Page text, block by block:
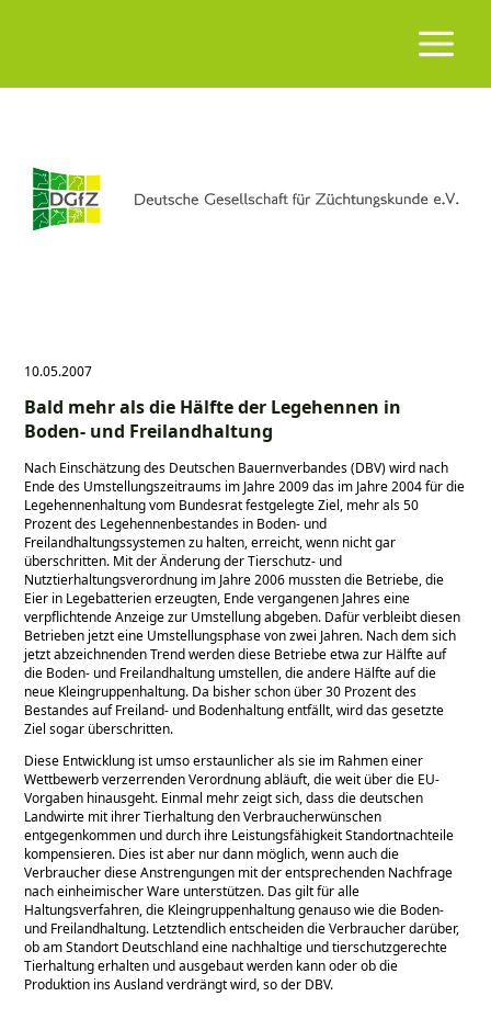
10.05.2007
Bald mehr als die Hälfte der Legehennen in
Boden- und Freilandhaltung
Nach Einschätzung des Deutschen Bauernverbandes (DBV) wird nach
Ende des Umstellungszeitraums im Jahre 2009 das im Jahre 2004 für die
Legehennenhaltung vom Bundesrat festgelegte Ziel, mehr als 50
Prozent des Legehennenbestandes in Boden- und
Freilandhaltungssystemen zu halten, erreicht, wenn nicht gar
überschritten. Mit der Änderung der Tierschutz- und
Nutztierhaltungsverordnung im Jahre 2006 mussten die Betriebe, die
Eier in Legebatterien erzeugten, Ende vergangenen Jahres eine
verpflichtende Anzeige zur Umstellung abgeben. Dafür verbleibt diesen
Betrieben jetzt eine Umstellungsphase von zwei Jahren. Nach dem sich
jetzt abzeichnenden Trend werden diese Betriebe etwa zur Hälfte auf
die Boden- und Freilandhaltung umstellen, die andere Hälfte auf die
neue Kleingruppenhaltung. Da bisher schon über 30 Prozent des
Bestandes auf Freiland- und Bodenhaltung entfällt, wird das gesetzte
Ziel sogar überschritten.
Diese Entwicklung ist umso erstaunlicher als sie im Rahmen einer
Wettbewerb verzerrenden Verordnung abläuft, die weit über die EU-
Vorgaben hinausgeht. Einmal mehr zeigt sich, dass die deutschen
Landwirte mit ihrer Tierhaltung den Verbraucherwünschen
entgegenkommen und durch ihre Leistungsfähigkeit Standortnachteile
kompensieren. Dies ist aber nur dann möglich, wenn auch die
Verbraucher diese Anstrengungen mit der entsprechenden Nachfrage
nach einheimischer Ware unterstützen. Das gilt für alle
Haltungsverfahren, die Kleingruppenhaltung genauso wie die Boden-
und Freilandhaltung. Letztendlich entscheiden die Verbraucher darüber,
ob am Standort Deutschland eine nachhaltige und tierschutzgerechte
Tierhaltung erhalten und ausgebaut werden kann oder ob die
Produktion ins Ausland verdrängt wird, so der DBV.